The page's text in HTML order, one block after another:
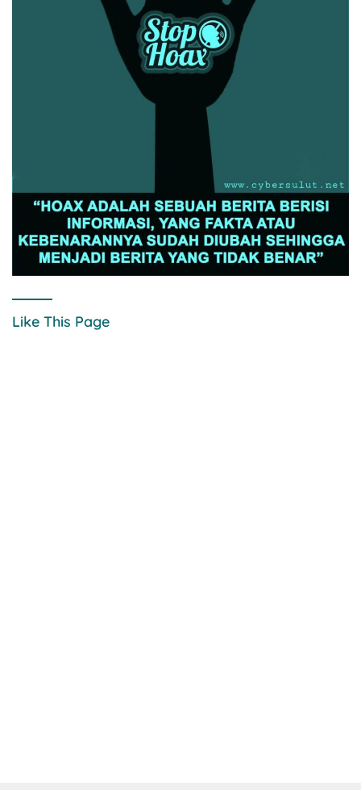
Like This Page